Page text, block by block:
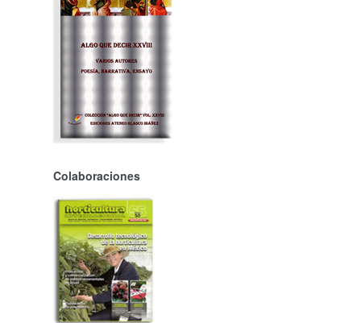
Colaboraciones